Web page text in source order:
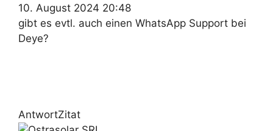
10. August 2024 20:48
gibt es evtl. auch einen WhatsApp Support bei
Deye?
AntwortZitat